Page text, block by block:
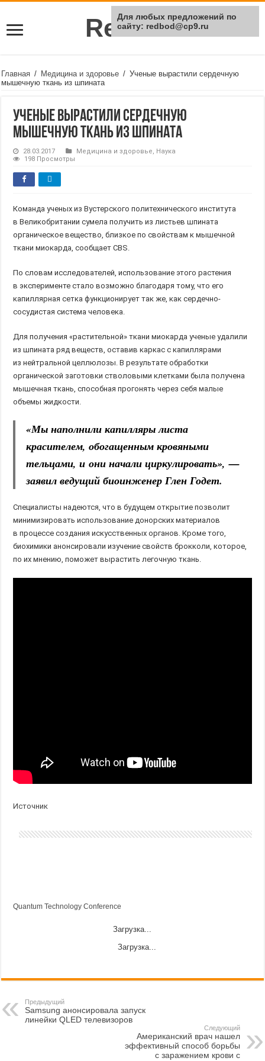
Rei Red
Главная / Медицина и здоровье / Ученые вырастили сердечную
мышечную ткань из шпината
Ученые вырастили сердечную
мышечную ткань из шпината
28.03.2017 Медицина и здоровье, Наука
198 Просмотры
Команда ученых из Вустерского политехнического института
в Великобритании сумела получить из листьев шпината
органическое вещество, близкое по свойствам к мышечной
ткани миокарда, сообщает CBS.
По словам исследователей, использование этого растения
в эксперименте стало возможно благодаря тому, что его
капиллярная сетка функционирует так же, как сердечно-
сосудистая система человека.
Для получения «растительной» ткани миокарда ученые удалили
из шпината ряд веществ, оставив каркас с капиллярами
из нейтральной целлюлозы. В результате обработки
органической заготовки стволовыми клетками была получена
мышечная ткань, способная прогонять через себя малые
объемы жидкости.
«Мы наполнили капилляры листа
красителем, обогащенным кровяными
тельцами, и они начали циркулировать», —
заявил ведущий биоинженер Глен Годет.
Специалисты надеются, что в будущем открытие позволит
минимизировать использование донорских материалов
в процессе создания искусственных органов. Кроме того,
биохимики анонсировали изучение свойств брокколи, которое,
по их мнению, поможет вырастить легочную ткань.
Источник
Quantum Technology Conference
Загрузка...
Загрузка...
Предыдущий
Samsung анонсировала запуск
линейки QLED телевизоров
Следующий
Американский врач нашел
эффективный способ борьбы
с заражением крови с
Для любых предложений по
сайту: redbod@cp9.ru